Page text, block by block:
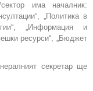
има началник:
„Политика в
„Информация и
ресурси“, „Бюджет
секретар ще